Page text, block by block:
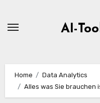
AI-
Home
Data Analytics
Alles was Sie brauchen